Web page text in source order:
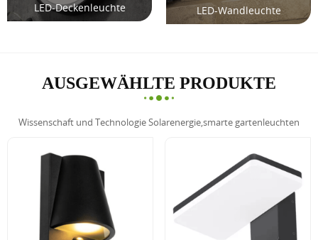
LED-Deckenleuchte LED-Wandleuchte
AUSGEWÄHLTE PRODUKTE
Wissenschaft und Technologie Solarenergie,smarte gartenleuchten